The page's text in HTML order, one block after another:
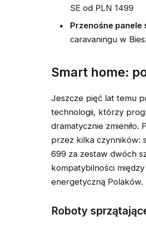
SE od PLN 1499
Przenośne panele
caravaningu w
Smart home:
Jeszcze pięć lat temu
technologii, którzy
dramatycznie
przez kilka czynników:
699 za zestaw dwóch
kompatybilności
energetyczną Polaków.
Roboty